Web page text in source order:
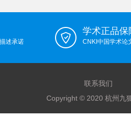
述承诺
学术正品保
CNKI中国学术论
联系我们
Copyright © 2020 杭州九